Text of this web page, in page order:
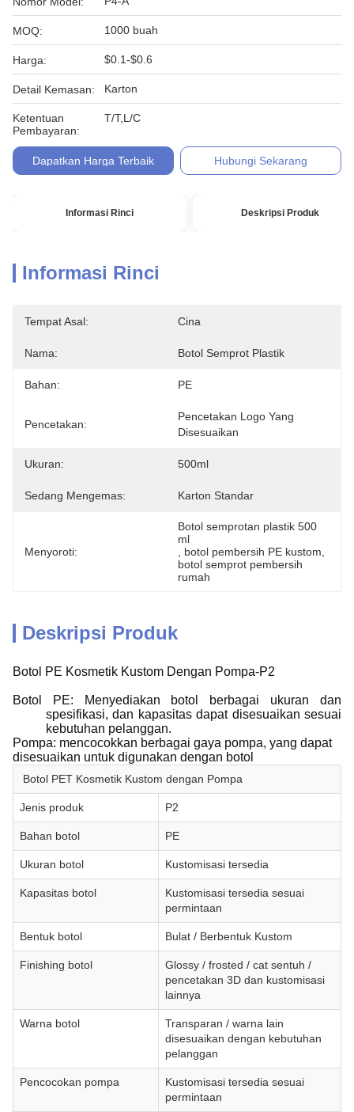
MOQ: 1000 buah
Harga: $0.1-$0.6
Detail Kemasan: Karton
Ketentuan
Pembayaran:
T/T,L/C
Dapatkan Harga Terbaik Hubungi Sekarang
Informasi Rinci Deskripsi Produk
Informasi Rinci
Tempat Asal: Cina
Nama: Botol Semprot Plastik
Bahan: PE
Pencetakan:
Pencetakan Logo Yang
Disesuaikan
Ukuran: 500ml
Sedang Mengemas: Karton Standar
Menyoroti:
Botol semprotan plastik 500
ml
botol pembersih PE kustom
botol semprot pembersih
rumah
Deskripsi Produk
Botol PE Kosmetik Kustom Dengan Pompa-P2
Botol PE: Menyediakan botol berbagai ukuran dan
spesifikasi, dan kapasitas dapat disesuaikan sesuai
kebutuhan pelanggan.
Pompa: mencocokkan berbagai gaya pompa, yang dapat
disesuaikan untuk digunakan dengan botol
Botol PET Kosmetik Kustom dengan Pompa
Jenis produk P2
Bahan botol PE
Ukuran botol Kustomisasi tersedia
Kapasitas botol
Kustomisasi tersedia sesuai
permintaan
Bentuk botol Bulat / Berbentuk Kustom
Finishing botol
Glossy / frosted / cat sentuh /
pencetakan 3D dan kustomisasi
lainnya
Warna botol
Transparan / warna lain
disesuaikan dengan kebutuhan
pelanggan
Pencocokan pompa
Kustomisasi tersedia sesuai
permintaan